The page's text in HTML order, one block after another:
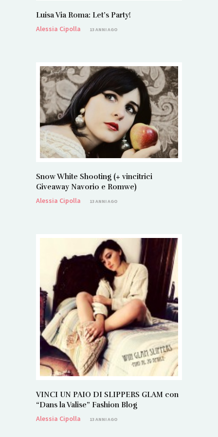
Luisa Via Roma: Let’s Party!
Alessia Cipolla
13 ANNI AGO
Snow White Shooting (+ vincitrici
Giveaway Navorio e Romwe)
Alessia Cipolla
13 ANNI AGO
VINCI UN PAIO DI SLIPPERS GLAM con
“Dans la Valise” Fashion Blog
Alessia Cipolla
13 ANNI AGO